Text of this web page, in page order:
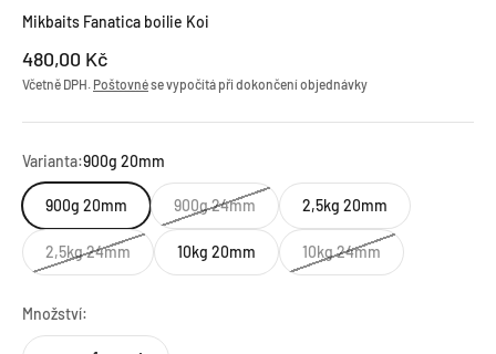
Mikbaits Fanatica boilie Koi
Prodejní cena
480,00 Kč
Včetně DPH. Poštovnése vypočítá při dokončení objednávky
Varianta:900g 20mm
900g 20mm 900g 24mm 2,5kg 20mm
2,5kg 24mm 10kg 20mm 10kg 24mm
Množství: